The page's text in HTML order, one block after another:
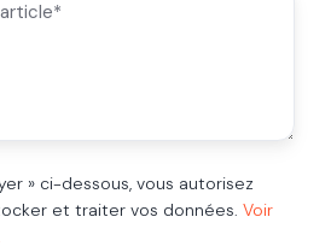
» ci-dessous, vous autorisez
et traiter vos données. Voir